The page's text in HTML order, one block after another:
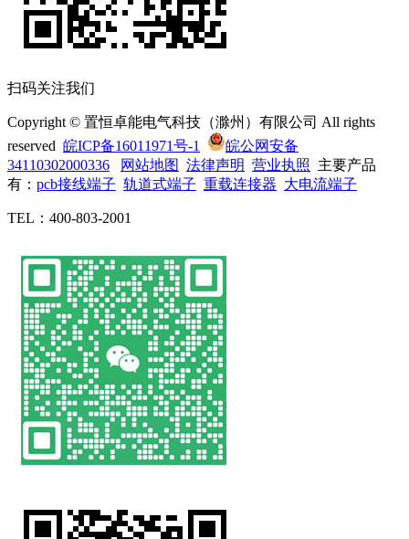
扫码关注我们
Copyright © 置恒卓能电气科技（滁州）有限公司 All rights
reserved 皖ICP备16011971号-1
皖公网安备
34110302000336
网站地图 法律声明 营业执照 主要产品
有： pcb接线端子 轨道式端子 重载连接器 大电流端子
TEL：400-803-2001